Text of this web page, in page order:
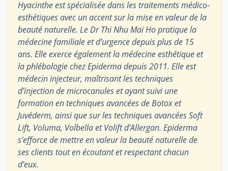
Hyacinthe est spécialisée dans les traitements médico-
esthétiques avec un accent sur la mise en valeur de la
beauté naturelle. Le Dr Thi Nhu Mai Ho pratique la
médecine familiale et d’urgence depuis plus de 15
ans. Elle exerce également la médecine esthétique et
la phlébologie chez Epiderma depuis 2011. Elle est
médecin injecteur, maîtrisant les techniques
d’injection de microcanules et ayant suivi une
formation en techniques avancées de Botox et
Juvéderm, ainsi que sur les techniques avancées Soft
Lift, Voluma, Volbella et Volift d’Allergan. Epiderma
s’efforce de mettre en valeur la beauté naturelle de
ses clients tout en écoutant et respectant chacun
d’eux.